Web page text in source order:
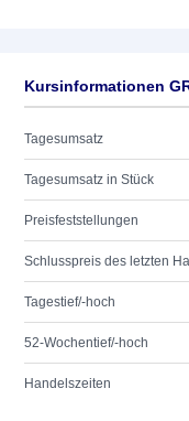
Kursinformationen
Tagesumsatz
Tagesumsatz in Stück
Preisfeststellungen
Schlusspreis des letzten
Tagestief/-hoch
52-Wochentief/-hoch
Handelszeiten